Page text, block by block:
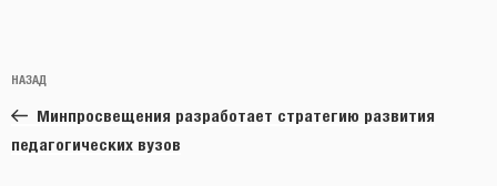
по
записям
Предыдущая
запись:
НАЗАД
Минпросвещения разработает стратегию развития
педагогических вузов